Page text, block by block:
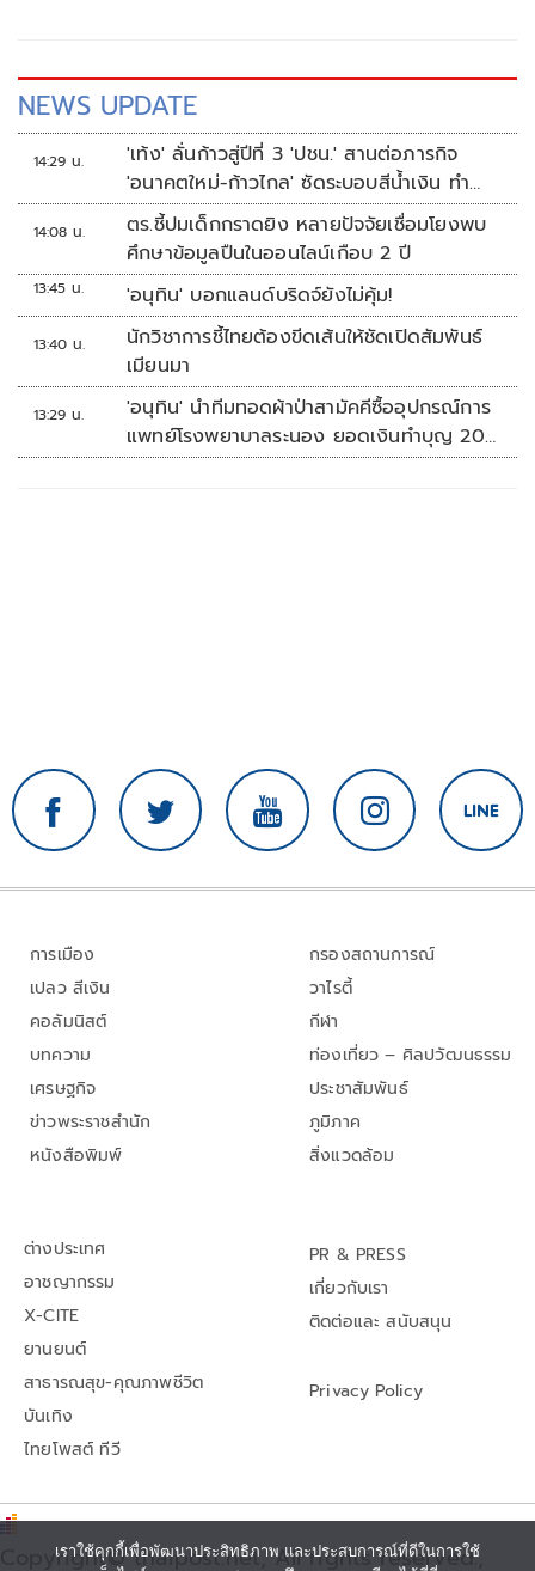
NEWS UPDATE
14:29 น.
'เท้ง' ลั่นก้าวสู่ปีที่ 3 'ปชน.' สานต่อภารกิจ
'อนาคตใหม่-ก้าวไกล' ซัดระบอบสีน้ำเงิน ทำ
หลักนิติรัฐ-นิติธรรมสั่นคลอน
14:08 น.
ตร.ชี้ปมเด็กกราดยิง หลายปัจจัยเชื่อมโยงพบ
ศึกษาข้อมูลปืนในออนไลน์เกือบ 2 ปี
13:45 น. 'อนุทิน' บอกแลนด์บริดจ์ยังไม่คุ้ม!
13:40 น.
นักวิชาการชี้ไทยต้องขีดเส้นให้ชัดเปิดสัมพันธ์
เมียนมา
13:29 น.
'อนุทิน' นำทีมทอดผ้าป่าสามัคคีซื้ออุปกรณ์การ
แพทย์โรงพยาบาลระนอง ยอดเงินทำบุญ 20
ล้านบาท
การเมือง
เปลว สีเงิน
คอลัมนิสต์
บทความ
เศรษฐกิจ
ข่าวพระราชสำนัก
หนังสือพิมพ์
กรองสถานการณ์
วาไรตี้
กีฬา
ท่องเที่ยว – ศิลปวัฒนธรรม
ประชาสัมพันธ์
ภูมิภาค
สิ่งแวดล้อม
ต่างประเทศ
อาชญากรรม
X-CITE
ยานยนต์
สาธารณสุข-คุณภาพชีวิต
บันเทิง
ไทยโพสต์ ทีวี
PR & PRESS
เกี่ยวกับเรา
ติดต่อและ สนับสนุน
Privacy Policy
Copyright© thaipost.net, All rights reserved.,
เราใช้คุกกี้เพื่อพัฒนาประสิทธิภาพ และประสบการณ์ที่ดีในการใช้